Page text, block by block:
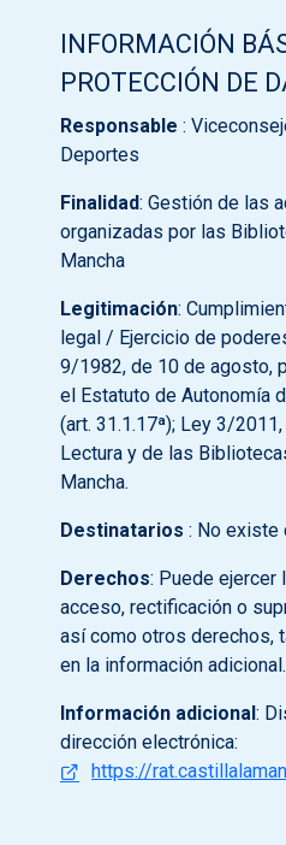
INFORMACIÓN
PROTECCIÓN DE
Responsable :
Deportes
Finalidad: Gestión de las
organizadas por las
Mancha
Legitimación:
legal / Ejercicio de
9/1982, de 10 de agosto,
el Estatuto de Autonomía
(art. 31.1.17ª); Ley 3/
Lectura y de las
Mancha.
Destinatarios : No existe
Derechos: Puede ejercer
acceso, rectificación o
así como otros derechos,
en la información adicional.
Información adicional :
dirección electrónica:
https://